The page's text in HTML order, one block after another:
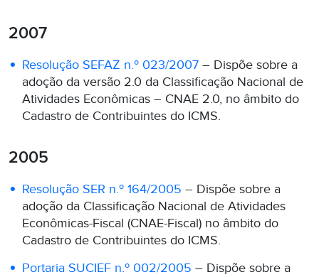
2007
Resolução SEFAZ n.º 023/2007 – Dispõe sobre a
adoção da versão 2.0 da Classificação Nacional de
Atividades Econômicas – CNAE 2.0, no âmbito do
Cadastro de Contribuintes do ICMS.
2005
Resolução SER n.º 164/2005 – Dispõe sobre a
adoção da Classificação Nacional de Atividades
Econômicas-Fiscal (CNAE-Fiscal) no âmbito do
Cadastro de Contribuintes do ICMS.
Portaria SUCIEF n.º 002/2005 – Dispõe sobre a